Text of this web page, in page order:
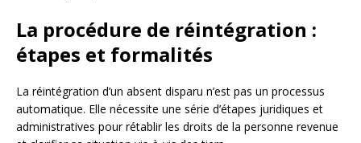
La procédure de réintégration :
étapes et formalités
La réintégration d’un absent disparu n’est pas un processus
automatique. Elle nécessite une série d’étapes juridiques et
administratives pour rétablir les droits de la personne revenue